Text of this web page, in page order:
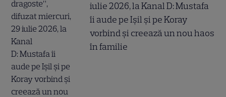
iulie 2026, la Kanal D: Mustafa
îi aude pe Ișil și pe Koray
vorbind și creează un nou haos
în familie